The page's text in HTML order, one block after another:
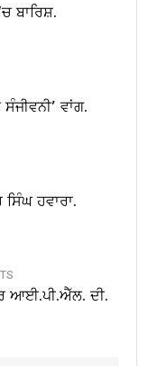
ਬਾਰਿਸ਼.
ਵਾਂਗ.
ਹਵਾਰਾ.
ਆਈ.ਪੀ.ਐੱਲ. ਦੀ.